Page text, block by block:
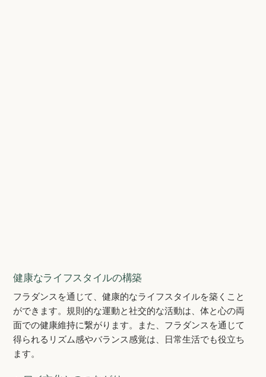
健康なライフスタイルの構築
フラダンスを通じて、健康的なライフスタイルを築くこと
ができます。規則的な運動と社交的な活動は、体と心の両
面での健康維持に繋がります。また、フラダンスを通じて
得られるリズム感やバランス感覚は、日常生活でも役立ち
ます。